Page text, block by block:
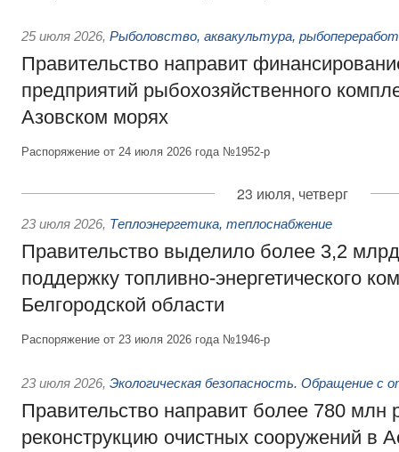
25 июля 2026, Рыболовство, аквакультура,
Правительство направит
предприятий рыбохозяйственного
Азовском морях
Распоряжение от 24 июля 2026 года №1952-р
23 июля, четверг
23 июля 2026, Теплоэнергетика, теплоснабжение
Правительство выделило более 3,2
поддержку топливно-энергетического
Белгородской области
Распоряжение от 23 июля 2026 года №1946-р
23 июля 2026, Экологическая безопасность. Обращение с
Правительство направит более 780 млн
реконструкцию очистных сооружений в